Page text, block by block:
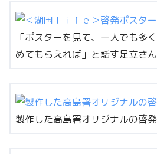
「ポスターを見て、一人でも多
めてもらえれば」と話す足立さん
製作した高島署オリジナルの啓